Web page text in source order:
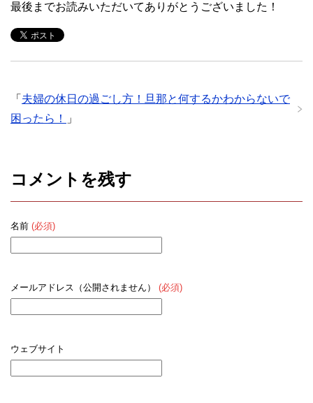
最後までお読みいただいてありがとうございました！
「 夫婦の休日の過ごし方！旦那と何するかわからないで
困ったら！
」
コメントを残す
名前 (必須)
メールアドレス（公開されません） (必須)
ウェブサイト